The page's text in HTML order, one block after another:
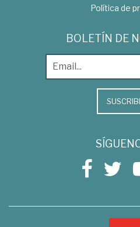
Política de
BOLETÍN DE